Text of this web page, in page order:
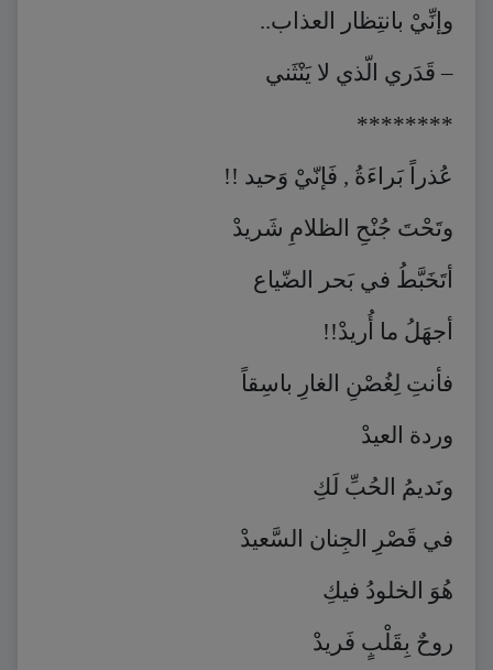
وإنِّيْ بانتِظار العذاب..
– قَدَري الّذي لا يَنْثَني
********
عُذراً بَراءَةُ , فَإنّيْ وَحيد !!
وتَحْتَ جُنْحِ الظلامِ شَريدْ
أتَخَبَّطُ في بَحر الضّياع
أجهَلُ ما أُريدْ!!
فأنتِ لِغُصْنِ الغارِ باسِقاً
وردة العيدْ
ونَديمُ الحُبِّ لَكِ
في قَصْرِ الجِنان السَّعيدْ
هُوَ الخلودُ فيكِ
روحٌ بِقَلْبٍ فَريدْ